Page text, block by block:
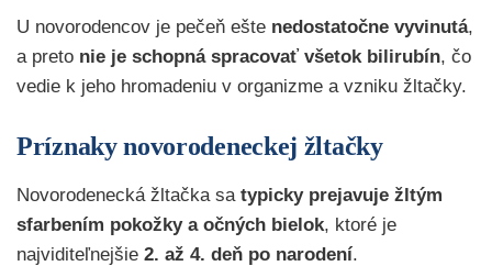
U novorodencov je pečeň ešte nedostatočne vyvinutá,
a preto nie je schopná spracovať všetok bilirubín, čo
vedie k jeho hromadeniu v organizme a vzniku žltačky.
Príznaky novorodeneckej žltačky
Novorodenecká žltačka sa typicky prejavuje žltým
sfarbením pokožky a očných bielok, ktoré je
najviditeľnejšie 2. až 4. deň po narodení.